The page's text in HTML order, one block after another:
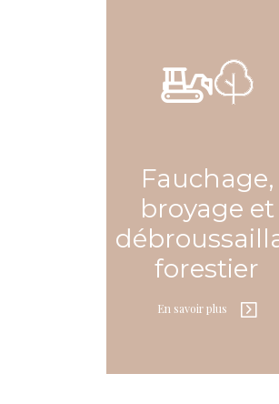
Fauchage,
broyage et
forestier
En savoir plus